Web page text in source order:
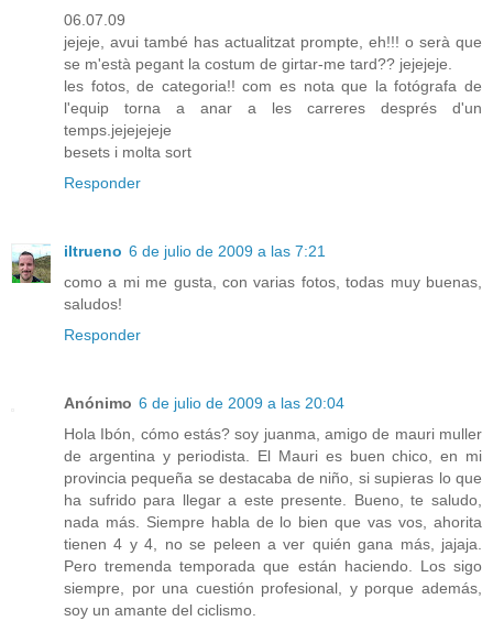
06.07.09
jejeje, avui també has actualitzat prompte, eh!!! o serà que
se m'està pegant la costum de girtar-me tard?? jejejeje.
les fotos, de categoria!! com es nota que la fotógrafa de
l'equip torna a anar a les carreres després d'un
temps.jejejejeje
besets i molta sort
Responder
iltrueno 6 de julio de 2009 a las 7:21
como a mi me gusta, con varias fotos, todas muy buenas,
saludos!
Responder
Anónimo 6 de julio de 2009 a las 20:04
Hola Ibón, cómo estás? soy juanma, amigo de mauri muller
de argentina y periodista. El Mauri es buen chico, en mi
provincia pequeña se destacaba de niño, si supieras lo que
ha sufrido para llegar a este presente. Bueno, te saludo,
nada más. Siempre habla de lo bien que vas vos, ahorita
tienen 4 y 4, no se peleen a ver quién gana más, jajaja.
Pero tremenda temporada que están haciendo. Los sigo
siempre, por una cuestión profesional, y porque además,
soy un amante del ciclismo.